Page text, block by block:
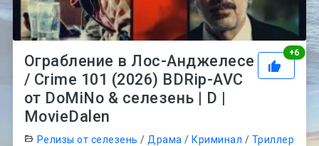
+6
Ограбление в Лос-Анджелесе
/ Crime 101 (2026) BDRip-AVC
от DoMiNo & селезень | D |
MovieDalen
Релизы от селезень / Драма / Криминал / Триллер